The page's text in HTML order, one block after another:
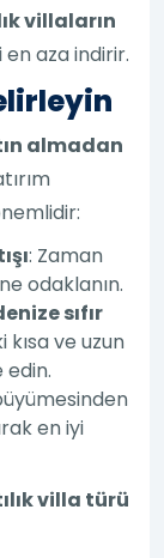
villaların
aza indirir.
almadan
: Zaman
odaklanın.
sıfır
ve uzun
en iyi
villa türü